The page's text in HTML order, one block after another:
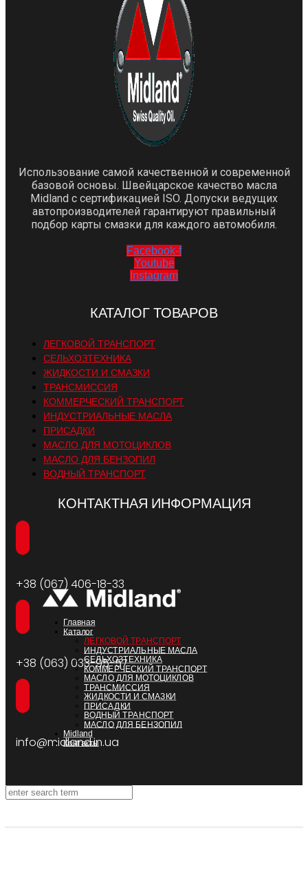
Использование самой качественной и современной
базовой основы. Швейцарское качество масла
Midland с сертификацией ISO. Допуски ведущих
автопроизводителей гарантируют правильный
подбор карты смазки для каждого автомобиля.
Facebook-f
Youtube
Instagram
КАТАЛОГ ТОВАРОВ
ЛЕГКОВОЙ ТРАНСПОРТ
СЕЛЬХОЗТЕХНИКА
ЖИДКОСТИ И СМАЗКИ
ТРАНСМИССИЯ
КОММЕРЧЕСКИЙ ТРАНСПОРТ
ИНДУСТРИАЛЬНЫЕ МАСЛА
ПРИСАДКИ
МАСЛО ДЛЯ МОТОЦИКЛОВ
МАСЛО ДЛЯ БЕНЗОПИЛ
ВОДНЫЙ ТРАНСПОРТ
КОНТАКТНАЯ ИНФОРМАЦИЯ
+38 (067) 406-18-33
+38 (063) 033-95-57
info@midland.in.ua
Главная
Каталог
ЛЕГКОВОЙ ТРАНСПОРТ
ИНДУСТРИАЛЬНЫЕ МАСЛА
СЕЛЬХОЗТЕХНИКА
КОММЕРЧЕСКИЙ ТРАНСПОРТ
МАСЛО ДЛЯ МОТОЦИКЛОВ
ТРАНСМИССИЯ
ЖИДКОСТИ И СМАЗКИ
ПРИСАДКИ
ВОДНЫЙ ТРАНСПОРТ
МАСЛО ДЛЯ БЕНЗОПИЛ
Midland
Контакты